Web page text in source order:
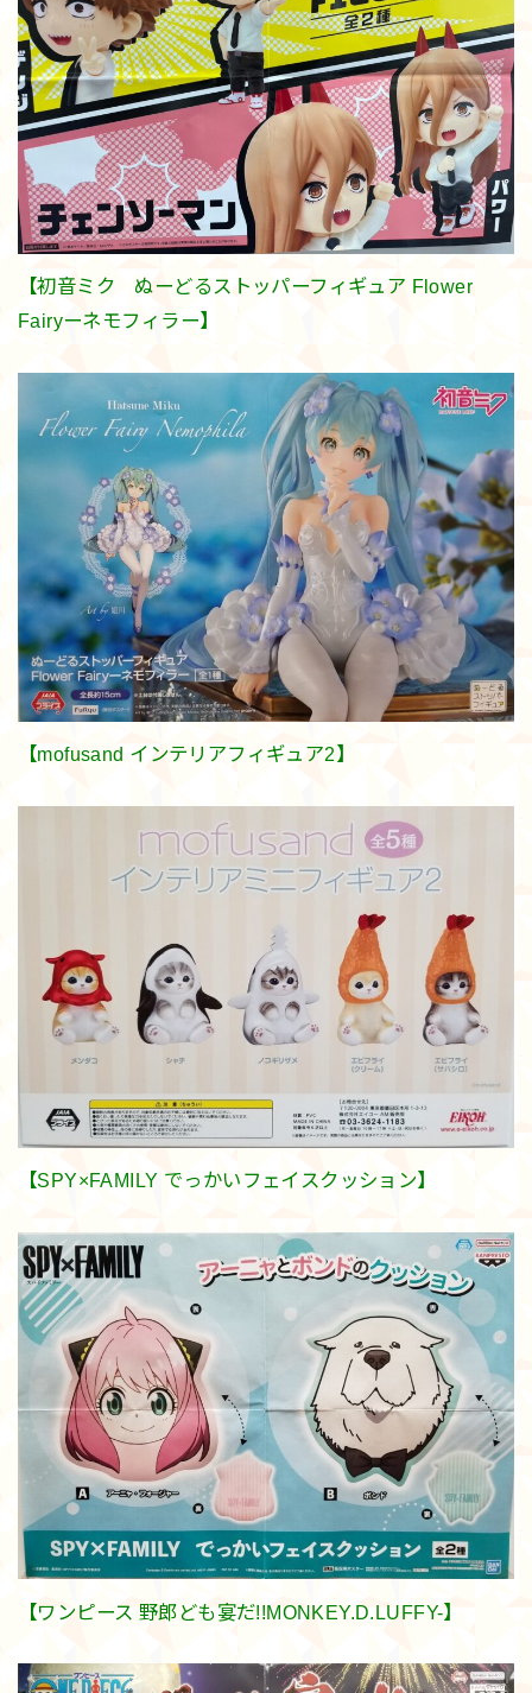
【初音ミク ぬーどるストッパーフィギュア Flower
Fairyーネモフィラー】
【mofusand インテリアフィギュア2】
【SPY×FAMILY でっかいフェイスクッション】
【ワンピース 野郎ども宴だ!!MONKEY.D.LUFFY-】